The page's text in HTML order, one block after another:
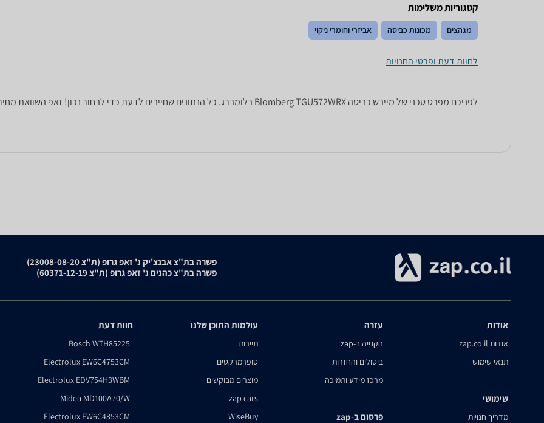
קטגוריות משלימות
מגהצים מכונות כביסה אביזרי וחומרי ניקוי
לחוות דעת ופרטי החנויות
לפניכם מפרט טכני של מייבש כביסה Blomberg TGU572WRX בלומברג. כל הנתונים שחייבים לדעת כדי לבחור נכון! זאפ השוואת מחירים מציגים לכם את כל המידע שעוזר לכם להשוות.
פשרה בת"צ אבנצ'יק נ' זאפ גרופ (ת"צ 23008-08-20)
פשרה בת"צ כהנים נ' זאפ גרופ (ת"צ 60371-12-19)
אודות
אודות zap.co.il
תנאי שימוש
שימושי
מדריך חנויות
עזרה
הקנייה ב-zap
ביטולים והחזרות
מרכז מידע ותמיכה
פרסום ב-zap
עולמות התוכן שלנו
תיירות
סופרמרקטים
מוצרים מבוקשים
zap cars
WiseBuy
חוות דעת
Bosch WTH85225
Electrolux EW6C4753CM
Electrolux EDV754H3WBM
Midea MD100A70/W
Electrolux EW6C4853CM